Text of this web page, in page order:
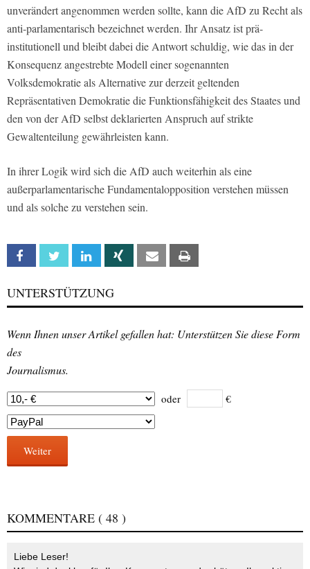
unverändert angenommen werden sollte, kann die AfD zu Recht als
anti-parlamentarisch bezeichnet werden. Ihr Ansatz ist prä-
institutionell und bleibt dabei die Antwort schuldig, wie das in der
Konsequenz angestrebte Modell einer sogenannten
Volksdemokratie als Alternative zur derzeit geltenden
Repräsentativen Demokratie die Funktionsfähigkeit des Staates und
den von der AfD selbst deklarierten Anspruch auf strikte
Gewaltenteilung gewährleisten kann.
In ihrer Logik wird sich die AfD auch weiterhin als eine
außerparlamentarische Fundamentalopposition verstehen müssen
und als solche zu verstehen sein.
Facebook Twitter Linkedin Xing Email
UNTERSTÜTZUNG
Wenn Ihnen unser Artikel gefallen hat: Unterstützen Sie diese Form
des
Journalismus.
oder €
Weiter
KOMMENTARE ( 48 )
Liebe Leser!